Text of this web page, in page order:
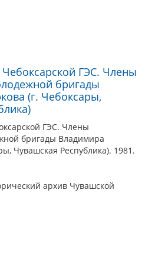
Чебоксарской ГЭС. Члены
бригады
(г. Чебоксары,
ГЭС. Члены
бригады Владимира
Чувашская Республика). 1981.
архив Чувашской